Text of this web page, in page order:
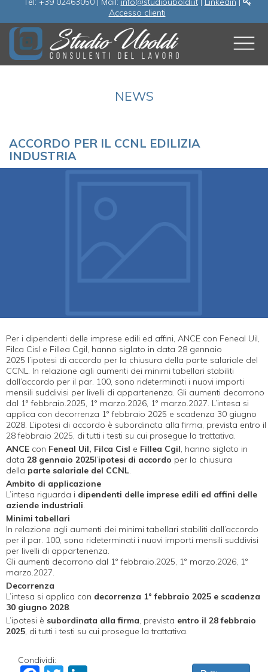
Accesso clienti
NEWS
ACCORDO PER IL CCNL EDILIZIA
INDUSTRIA
Per i dipendenti delle imprese edili ed affini, ANCE con Feneal Uil,
Filca Cisl e Fillea Cgil, hanno siglato in data 28 gennaio
2025 l’ipotesi di accordo per la chiusura della parte salariale del
CCNL. In relazione agli aumenti dei minimi tabellari stabiliti
dall’accordo per il par. 100, sono rideterminati i nuovi importi
mensili suddivisi per livelli di appartenenza. Gli aumenti decorrono
dal 1° febbraio.2025, 1° marzo.2026, 1° marzo.2027. L’intesa si
applica con decorrenza 1° febbraio 2025 e scadenza 30 giugno
2028. L’ipotesi di accordo è subordinata alla firma, prevista entro il
28 febbraio 2025, di tutti i testi su cui prosegue la trattativa.
ANCE con Feneal Uil, Filca Cisl e Fillea Cgil, hanno siglato in
data 28 gennaio 2025l’ipotesi di accordo per la chiusura
della parte salariale del CCNL.
Ambito di applicazione
L’intesa riguarda i dipendenti delle imprese edili ed affini delle
aziende industriali.
Minimi tabellari
In relazione agli aumenti dei minimi tabellari stabiliti dall’accordo
per il par. 100, sono rideterminati i nuovi importi mensili suddivisi
per livelli di appartenenza.
Gli aumenti decorrono dal 1° febbraio.2025, 1° marzo.2026, 1°
marzo.2027.
Decorrenza
L’intesa si applica con decorrenza 1° febbraio 2025 e scadenza
30 giugno 2028.
L’ipotesi è subordinata alla firma, prevista entro il 28 febbraio
2025, di tutti i testi su cui prosegue la trattativa.
Condividi: